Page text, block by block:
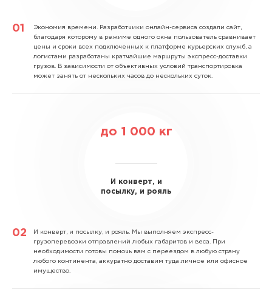
Экономия времени. Разработчики онлайн-сервиса создали сайт,
благодаря которому в режиме одного окна пользователь сравнивает
цены и сроки всех подключенных к платформе курьерских служб, а
логистами разработаны кратчайшие маршруты экспресс-доставки
грузов. В зависимости от объективных условий транспортировка
может занять от нескольких часов до нескольких суток.
до 1 000 кг
И конверт, и
посылку, и рояль
И конверт, и посылку, и рояль. Мы выполняем экспресс-
грузоперевозки отправлений любых габаритов и веса. При
необходимости готовы помочь вам с переездом в любую страну
любого континента, аккуратно доставим туда личное или офисное
имущество.